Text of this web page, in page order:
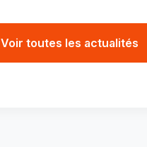
Voir toutes les actualités